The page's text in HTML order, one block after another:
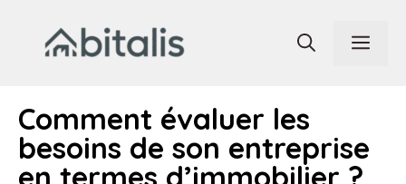
contenu
Comment évaluer les
besoins de son entreprise
en termes d’immobilier ?